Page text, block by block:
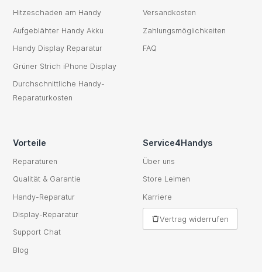
Hitzeschaden am Handy
Aufgeblähter Handy Akku
Handy Display Reparatur
Grüner Strich iPhone Display
Durchschnittliche Handy-
Reparaturkosten
Versandkosten
Zahlungsmöglichkeiten
FAQ
Vorteile
Reparaturen
Qualität & Garantie
Handy-Reparatur
Display-Reparatur
Support Chat
Blog
Service4Handys
Über uns
Store Leimen
Karriere
Vertrag widerrufen